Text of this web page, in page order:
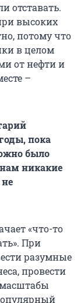
отставать.
высоких
потому что
в целом
от нефти и
–
пока
было
нам никакие
«что-то
При
разумные
провести